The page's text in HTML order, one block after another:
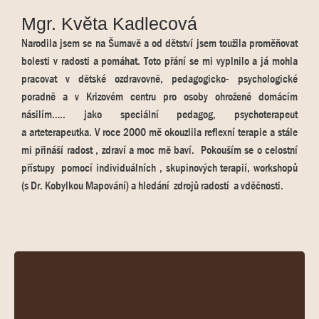
Mgr. Květa Kadlecová
Narodila jsem se na Šumavě a od dětství jsem toužila proměňovat
bolesti v radosti a pomáhat. Toto přání se mi vyplnilo a já mohla
pracovat v dětské ozdravovně, pedagogicko- psychologické
poradně a v Krizovém centru pro osoby ohrožené domácím
násilím….. jako speciální pedagog, psychoterapeut
a arteterapeutka. V roce 2000 mě okouzlila reflexní terapie a stále
mi přináší radost , zdraví a moc mě baví. Pokouším se o celostní
přístupy pomocí individuálních , skupinových terapií, workshopů
(s Dr. Kobylkou Mapování) a hledání zdrojů radostí a vděčnosti.